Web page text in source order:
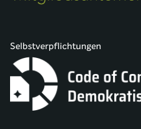
Selbstverpflichtungen